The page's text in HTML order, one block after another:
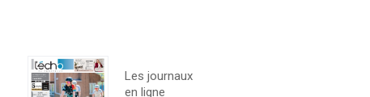
Les journaux
en ligne